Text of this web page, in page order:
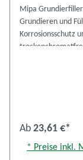
Mipa
Grundieren und
Korrosionsschutz
Trockenzeiten:
20 minSchleifbar
Ab 23,61 €*
* Preise inkl.